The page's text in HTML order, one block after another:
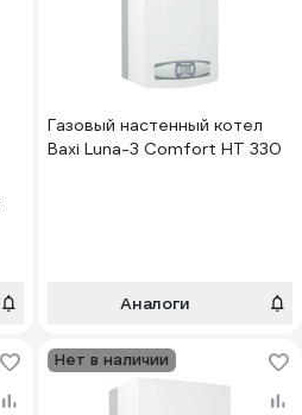
Газовый настенный котел
Baxi Luna-3 Comfort HT 330
Аналоги
Нет в наличии